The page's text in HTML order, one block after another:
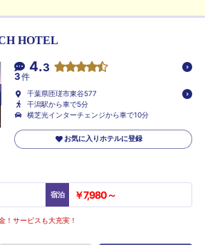
HOTEL
4.3
3件
千葉県匝瑳市東谷577
干潟駅から車で5分
横芝光インターチェンジから車で10分
お気に入りホテルに登録
宿泊 ￥7,980～
！サービスも大充実！